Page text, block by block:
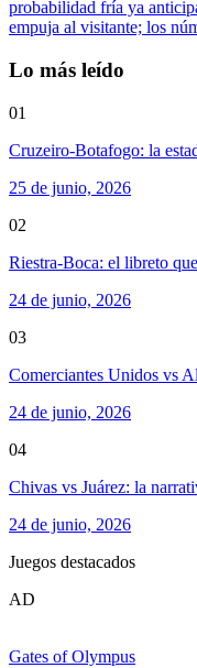
probabilidad fría ya
empuja al visitante; los
Lo más leído
01
Cruzeiro-Botafogo: la
25 de junio, 2026
02
Riestra-Boca: el libreto
24 de junio, 2026
03
Comerciantes Unidos vs
24 de junio, 2026
04
Chivas vs Juárez: la
24 de junio, 2026
Juegos destacados
AD
Gates of Olympus